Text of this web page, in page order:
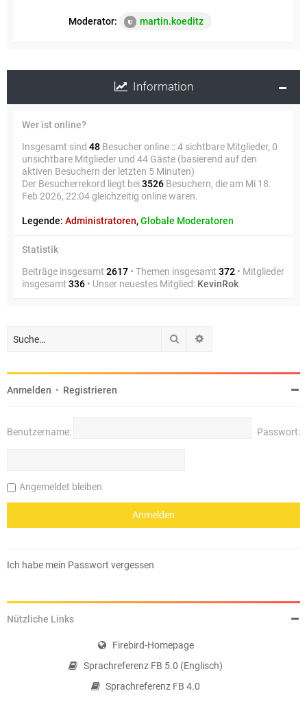
Moderator: martin.koeditz
Information
Wer ist online?
Insgesamt sind 48 Besucher online :: 4 sichtbare Mitglieder, 0
unsichtbare Mitglieder und 44 Gäste (basierend auf den
aktiven Besuchern der letzten 5 Minuten)
Der Besucherrekord liegt bei3526 Besuchern, die am Mi 18.
Feb 2026, 22:04 gleichzeitig online waren.
Legende: Administratoren,Globale Moderatoren
Statistik
Beiträge insgesamt 2617 • Themen insgesamt 372 • Mitglieder
insgesamt 336 • Unser neuestes Mitglied: KevinRok
Suche
Anmelden • Registrieren
Benutzername: Passwort:
Angemeldet bleiben
Ich habe mein Passwort vergessen
Nützliche Links
Firebird-Homepage
Sprachreferenz FB 5.0 (Englisch)
Sprachreferenz FB 4.0